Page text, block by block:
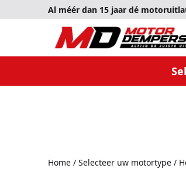
Cookievoorkeuren zijn momenteel
Al méér dan 15 jaar dé
Home / Selecteer uw motortype /